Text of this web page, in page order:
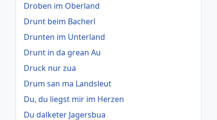
Droben im Oberland
Drunt beim Bacherl
Drunten im Unterland
Drunt in da grean Au
Druck nur zua
Drum san ma Landsleut
Du, du liegst mir im Herzen
Du dalketer Jagersbua